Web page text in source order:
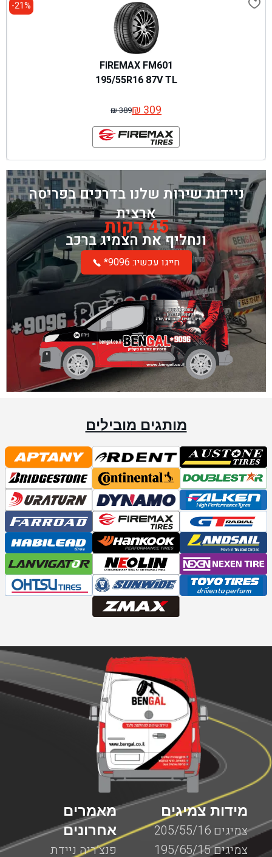
21%-
FIREMAX FM601
195/55R16 87V TL
₪389
המחיר
המקורי
היה:
₪ 389.
₪309 המחיר
הנוכחי
הוא:
₪ 309.
ניידות שירות שלנו בדרכים בפריסה
ארצית
45 דקות
ונחליף את הצמיג ברכב
*חייגו עכשיו: 9096
מותגים מובילים
מאמרים
אחרונים
פנצ’ריה ניידת
מידות צמיגים
צמיגים 205/55/16
צמיגים 195/65/15